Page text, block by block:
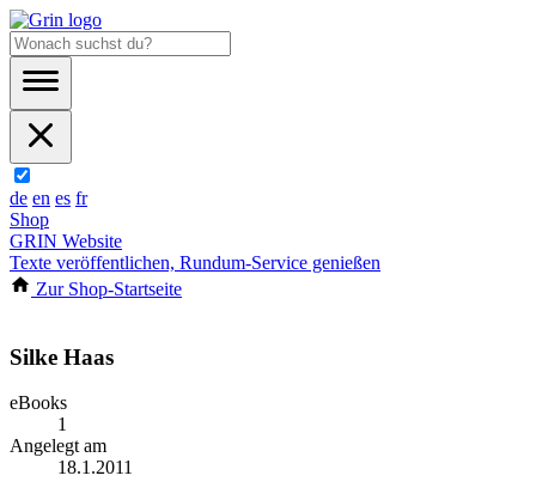
de en es fr
Shop
GRIN Website
Texte veröffentlichen, Rundum-Service genießen
Zur Shop-Startseite
Silke Haas
eBooks
1
Angelegt am
18.1.2011